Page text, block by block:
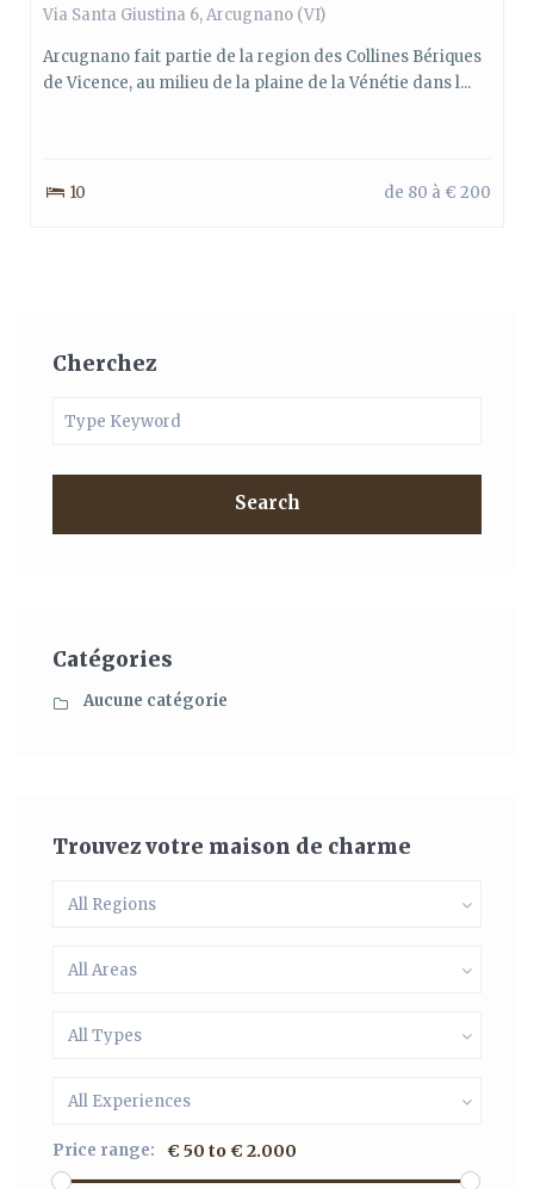
Via Santa Giustina 6, Arcugnano (VI)
Arcugnano fait partie de la region des Collines Bériques
de Vicence, au milieu de la plaine de la Vénétie dans l...
10 de 80 à € 200
Cherchez
Search
Catégories
Aucune catégorie
Trouvez votre maison de charme
All Regions
All Areas
All Types
All Experiences
Price range: € 50 to € 2.000